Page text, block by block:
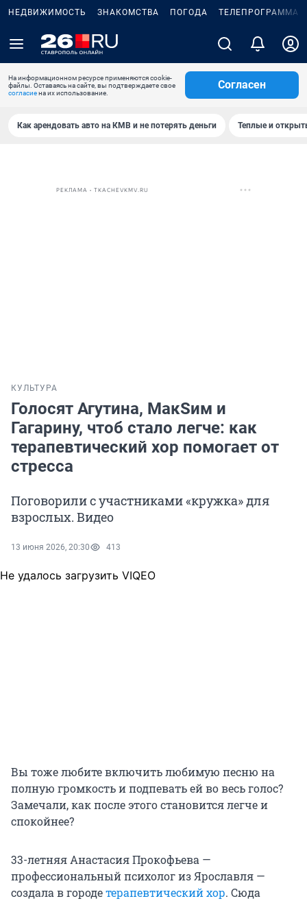
НЕДВИЖИМОСТЬ ЗНАКОМСТВА ПОГОДА ТЕЛЕПРОГРАММА
На информационном ресурсе применяются cookie-
файлы. Оставаясь на сайте, вы подтверждаете свое
согласиена их использование.
Согласен
Как арендовать авто на КМВ и не потерять деньги Теплые и
РЕКЛАМА • TKACHEVKMV.RU
КУЛЬТУРА
Голосят Агутина, МакSим и
Гагарину, чтоб стало легче: как
терапевтический хор помогает от
стресса
Поговорили с участниками «кружка» для
взрослых. Видео
13 июня 2026, 20:30 413
Не удалось загрузить VIQEO
Вы тоже любите включить любимую песню на
полную громкость и подпевать ей во весь голос?
Замечали, как после этого становится легче и
спокойнее?
33-летняя Анастасия Прокофьева —
профессиональный психолог из Ярославля —
создала в городетерапевтический хор. Сюда